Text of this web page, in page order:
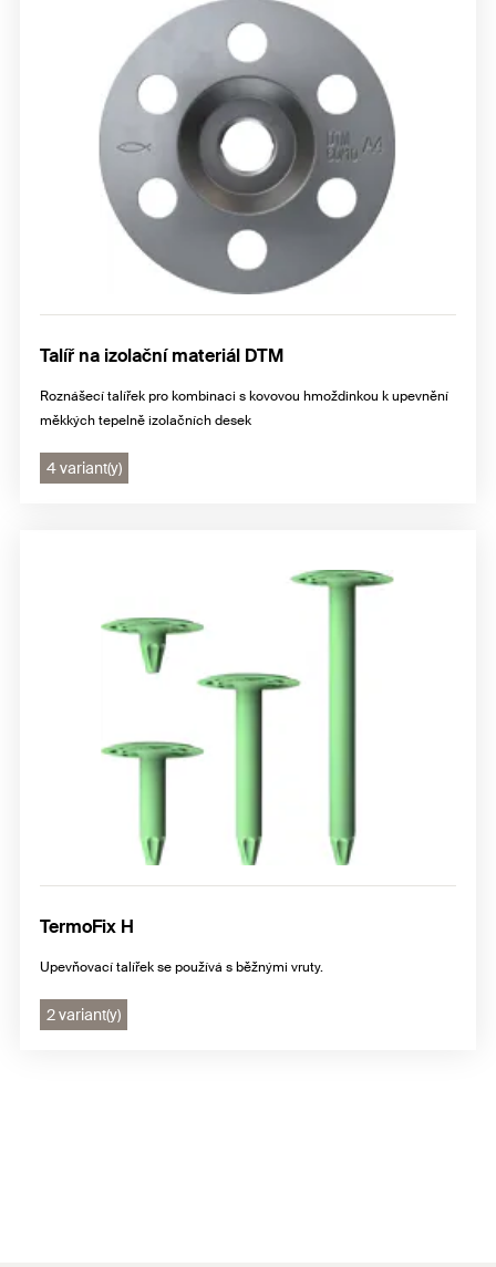
Talíř na izolační materiál DTM
Roznášecí talířek pro kombinaci s kovovou hmoždinkou k upevnění
měkkých tepelně izolačních desek
4 variant(y)
TermoFix H
Upevňovací talířek se používá s běžnými vruty.
2 variant(y)